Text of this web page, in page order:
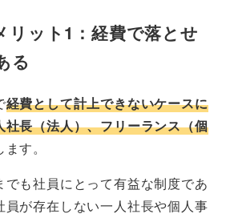
リット1：経費で落とせ
る
経費として計上できないケースに
社長（法人）、フリーランス（個
ます。
も社員にとって有益な制度であ
員が存在しない一人社長や個人事